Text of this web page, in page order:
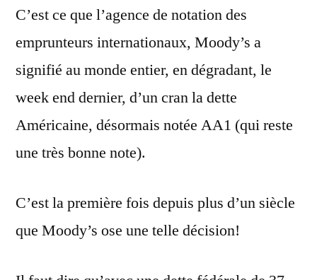
C’est ce que l’agence de notation des
emprunteurs internationaux, Moody’s a
signifié au monde entier, en dégradant, le
week end dernier, d’un cran la dette
Américaine, désormais notée AA1 (qui reste
une très bonne note).
C’est la première fois depuis plus d’un siècle
que Moody’s ose une telle décision!